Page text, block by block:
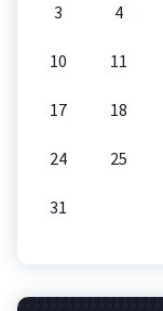
3 4
10 11
17 18
24 25
31